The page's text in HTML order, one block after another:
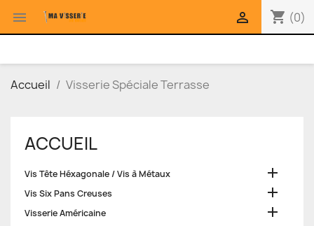
 shopping_cart (0)

Accueil Visserie Spéciale Terrasse
ACCUEIL
Vis Tête Héxagonale / Vis à Métaux 
Vis Six Pans Creuses 
Visserie Américaine 